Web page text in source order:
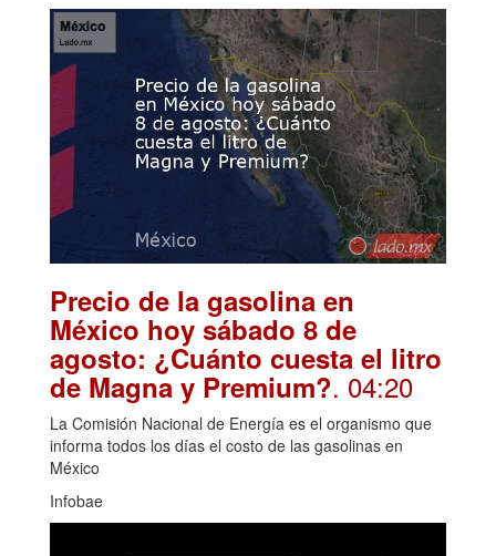
Precio de la gasolina en
México hoy sábado 8 de
agosto: ¿Cuánto cuesta el litro
de Magna y Premium?. 04:20
La Comisión Nacional de Energía es el organismo que
informa todos los días el costo de las gasolinas en
México
Infobae